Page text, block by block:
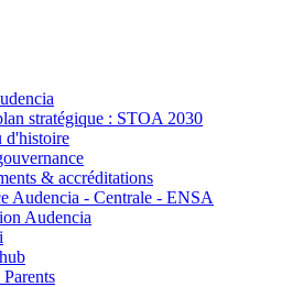
stratégique : STOA 2030
d'histoire
& accréditations
Audencia - Centrale - ENSA
Audencia
Parents